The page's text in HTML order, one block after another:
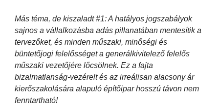
Más téma, de kiszaladt #1: A hatályos jogszabályok
sajnos a vállalkozásba adás pillanatában mentesítik a
tervezőket, és minden műszaki, minőségi és
büntetőjogi felelősséget a generálkivitelező felelős
műszaki vezetőjére lőcsölnek. Ez a fajta
bizalmatlanság-vezérelt és az irreálisan alacsony ár
kierőszakolására alapuló építőipar hosszú távon nem
fenntartható!